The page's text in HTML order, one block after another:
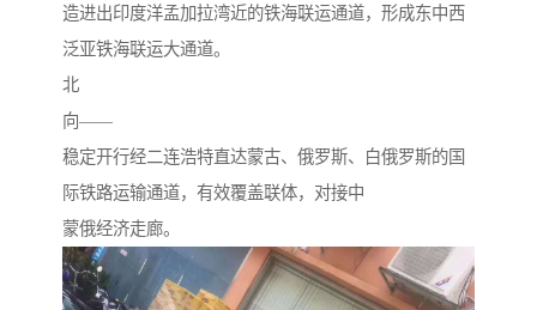
造进出印度洋孟加拉湾近的铁海联运通道，形成东中西
泛亚铁海联运大通道。
北
向——
稳定开行经二连浩特直达蒙古、俄罗斯、白俄罗斯的国
际铁路运输通道，有效覆盖联体，对接中
蒙俄经济走廊。